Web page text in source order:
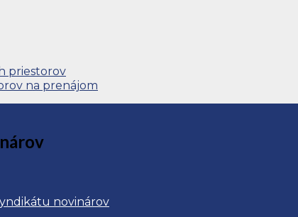
priestorov
na prenájom
novinárov